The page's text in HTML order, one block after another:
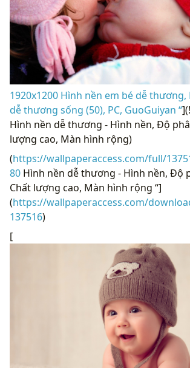
1920x1200 Hình nền em bé dễ
dễ thương sống (50), PC, GuoGuiyan “
Hình nền dễ thương - Hình nền, Độ
lượng cao, Màn hình rộng)
(https://wallpaperaccess.com/full/
80 Hình nền dễ thương - Hình nền, Độ
Chất lượng cao, Màn hình rộng “]
(https://wallpaperaccess.com/
137516)
[